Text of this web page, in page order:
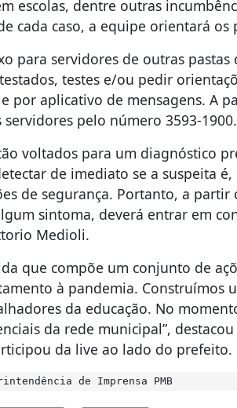
escolas, dentre outras
cada caso, a equipe orientará
para servidores de outras pastas
testes e/ou pedir
por aplicativo de mensagens. A
servidores pelo número 3593-1900.
voltados para um diagnóstico
de imediato se a suspeita
de segurança. Portanto, a
sintoma, deverá entrar em
Medioli.
que compõe um conjunto de
à pandemia. Construímos
da educação. No
da rede municipal”,
da live ao lado do prefeito.
de Imprensa PMB